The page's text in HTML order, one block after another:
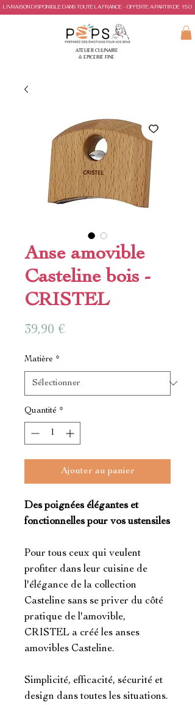
LIVRAISON DISPONIBLE DANS TOUTE LA FRANCE - OFFERTE A PARTIR DE 150€
ATELIER CULINAIRE
& EPICERIE FINE
Anse amovible
Casteline bois -
CRISTEL
39,90 €Prix
Matière *
Quantité *
Ajouter au panier
Des poignées élégantes et
fonctionnelles pour vos ustensiles
Pour tous ceux qui veulent
profiter dans leur cuisine de
l'élégance de la collection
Casteline sans se priver du côté
pratique de l'amovible,
CRISTEL a créé les anses
amovibles Casteline.
Simplicité, efficacité, sécurité et
design dans toutes les situations.